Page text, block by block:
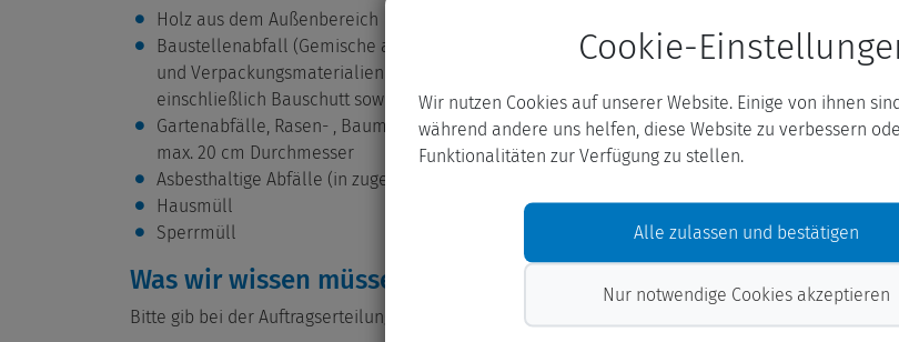
Holz aus dem Außenbereich
Baustellenabfall (Gemische aus Baustoffresten – auch auf Gipsbasis –
und Verpackungsmaterialien aus Bau- und Abbruchmaßnahmen
einschließlich Bauschutt sowie Fliesen und Keramik)
Gartenabfälle, Rasen- , Baum- und Strauchschnitt oder Laub, Äste bis
max. 20 cm Durchmesser
Asbesthaltige Abfälle (in zugelassenen Bags verpackt)
Hausmüll
Sperrmüll
Was wir wissen müssen:
Bitte gib bei der Auftragserteilung folgendes an:
So erreichen Sie
04151 8793-
Cookie-
Wir nutzen Cookies auf unserer Website. Einige von ihnen
während andere uns helfen, diese Website zu verbessern
Funktionalitäten zur Verfügung zu stellen.
Alle zulassen und bestätigen
Nur notwendige Cookies akzeptieren